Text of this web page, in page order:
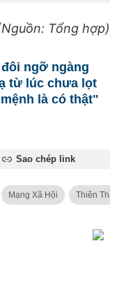
Tổng hợp)
ngỡ ngàng
từ lúc chưa lọt
là có thật"
Sao chép link
Mạng Xã Hội Thiên